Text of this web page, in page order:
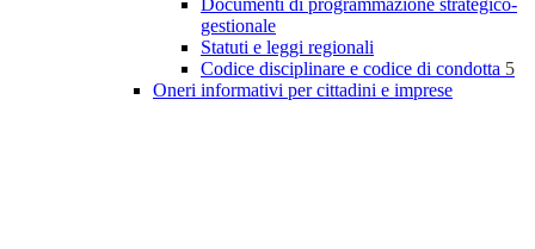
Documenti di programmazione strategico-
gestionale
Statuti e leggi regionali
Codice disciplinare e codice di condotta 5
Oneri informativi per cittadini e imprese